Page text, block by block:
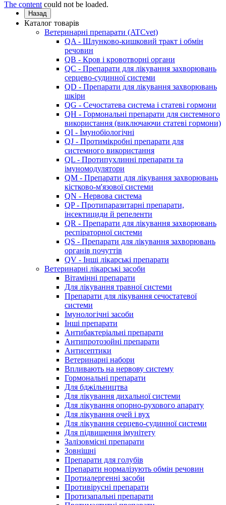
The content could not be loaded.
Назад
Каталог товарів
Ветеринарні препарати (ATCvet)
QA - Шлунково-кишковий тракт і обмін
речовин
QB - Кров і кровотворні органи
QC - Препарати для лікування захворювань
серцево-судинної системи
QD - Препарати для лікування захворювань
шкіри
QG - Сечостатева система і статеві гормони
QH - Гормональні препарати для системного
використання (виключаючи статеві гормони)
QI - Імунобіологічні
QJ - Протимікробні препарати для
системного використання
QL - Протипухлинні препарати та
імуномодулятори
QM - Препарати для лікування захворювань
кістково-м'язової системи
QN - Нервова система
QP - Протипаразитарні препарати,
інсектициди й репеленти
QR - Препарати для лікування захворювань
респіраторної системи
QS - Препарати для лікування захворювань
органів почуттів
QV - Інші лікарські препарати
Ветеринарні лікарські засоби
Вітамінні препарати
Для лікування травної системи
Препарати для лікування сечостатевої
системи
Імунологічні засоби
Інші препарати
Антибактеріальні препарати
Антипротозойні препарати
Антисептики
Ветеринарні набори
Впливають на нервову систему
Гормональні препарати
Для бджільництва
Для лікування дихальної системи
Для лікування опорно-рухового апарату
Для лікування очей і вух
Для лікування серцево-судинної системи
Для підвищення імунітету
Залізовмісні препарати
Зовнішні
Препарати для голубів
Препарати нормалізують обмін речовин
Протиалергенні засоби
Противірусні препарати
Протизапальні препарати